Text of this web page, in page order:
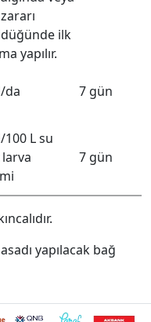
ilk
yapılır.
da 7 gün
L su
7 gün
yapılacak bağ